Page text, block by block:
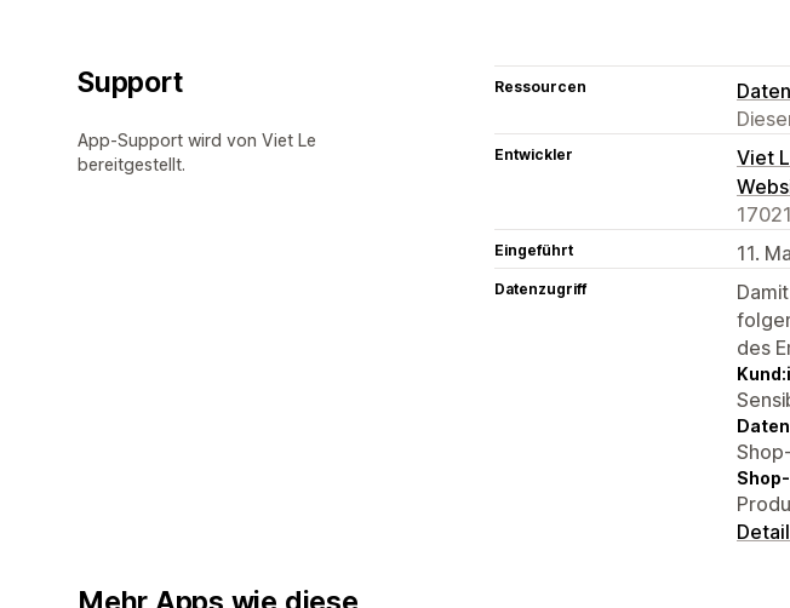
Support
App-Support wird von Viet Le
bereitgestellt.
Ressourcen
Entwickler
Viet
Eingeführt 11.
Datenzugriff
des